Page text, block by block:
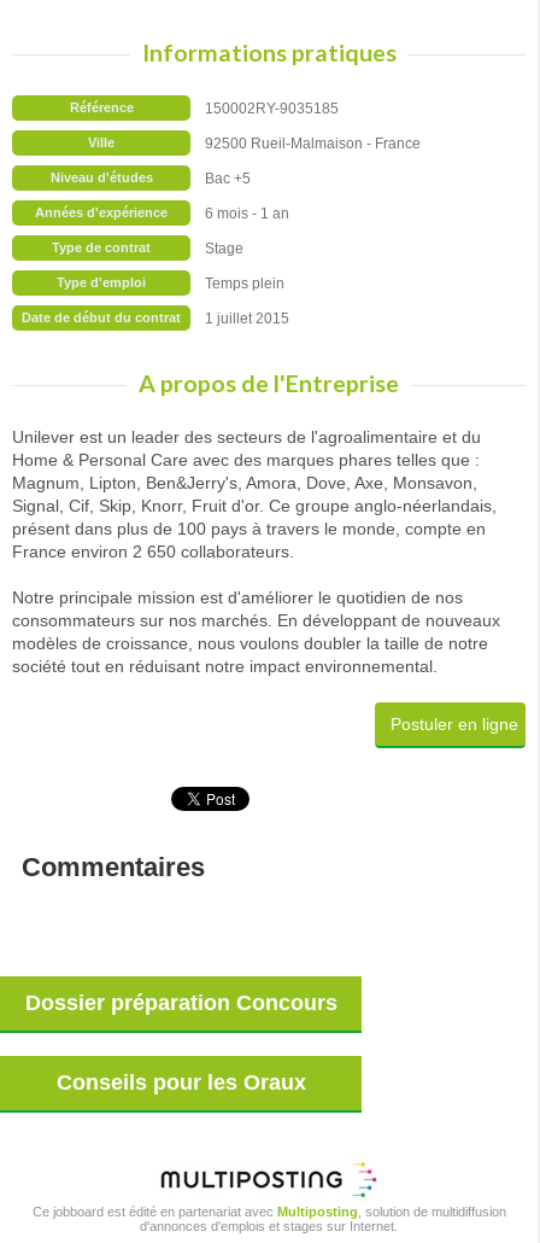
Informations pratiques
Référence 150002RY-9035185
Ville 92500 Rueil-Malmaison - France
Niveau d'études Bac +5
Années d'expérience 6 mois - 1 an
Type de contrat Stage
Type d'emploi Temps plein
Date de début du contrat 1 juillet 2015
A propos de l'Entreprise
Unilever est un leader des secteurs de l'agroalimentaire et du
Home & Personal Care avec des marques phares telles que :
Magnum, Lipton, Ben&Jerry's, Amora, Dove, Axe, Monsavon,
Signal, Cif, Skip, Knorr, Fruit d'or. Ce groupe anglo-néerlandais,
présent dans plus de 100 pays à travers le monde, compte en
France environ 2 650 collaborateurs.
Notre principale mission est d'améliorer le quotidien de nos
consommateurs sur nos marchés. En développant de nouveaux
modèles de croissance, nous voulons doubler la taille de notre
société tout en réduisant notre impact environnemental.
Postuler en ligne
Commentaires
Dossier préparation Concours
Conseils pour les Oraux
Ce jobboard est édité en partenariat avec Multiposting , solution de multidiffusion
d'annonces d'emplois et stages sur Internet.